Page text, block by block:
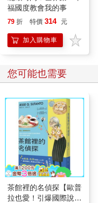
福國度教會我的事
79 折 特價 314 元
加入購物車
您可能也需要
茶館裡的名偵探【歐普
拉也愛！引爆國際說書